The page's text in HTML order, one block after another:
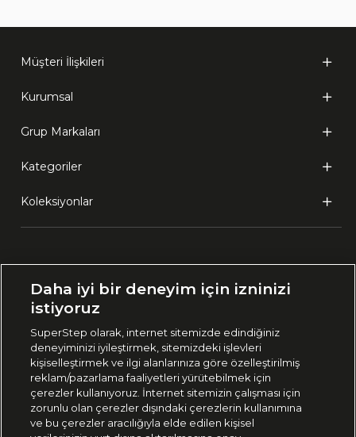
Müşteri İlişkileri
Kurumsal
Grup Markaları
Kategoriler
Koleksiyonlar
🇹🇷 Türkiye
444 37 36
Uygulamadan Takip Edin
Daha iyi bir deneyim için izninizi
istiyoruz
SuperStep olarak, internet sitemizde edindiğiniz
deneyiminizi iyileştirmek, sitemizdeki işlevleri
kişiselleştirmek ve ilgi alanlarınıza göre özelleştirilmiş
reklam/pazarlama faaliyetleri yürütebilmek için
çerezler kullanıyoruz. İnternet sitemizin çalışması için
zorunlu olan çerezler dışındaki çerezlerin kullanımına
ve bu çerezler aracılığıyla elde edilen kişisel